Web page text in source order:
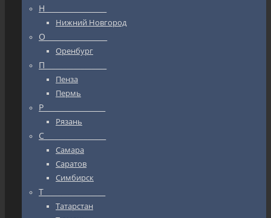
Н_________________
Нижний Новгород
О_________________
Оренбург
П_________________
Пенза
Пермь
Р_________________
Рязань
С_________________
Самара
Саратов
Симбирск
Т_________________
Татарстан